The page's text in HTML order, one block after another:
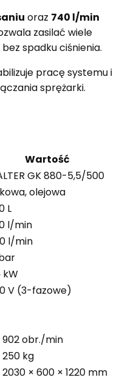
oraz 740 l/min
zasilać wiele
spadku ciśnienia.
pracę systemu i
sprężarki.
Wartość
GK 880-5,5/500
olejowa
L
l/min
l/min
kW
V (3-fazowe)
902 obr./min
250 kg
2030 × 600 × 1220 mm